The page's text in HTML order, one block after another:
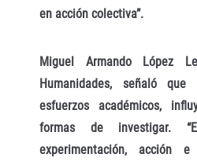
en acción colectiva”.
Miguel Armando López
Humanidades, señaló
esfuerzos académicos,
formas de investigar.
experimentación, acción